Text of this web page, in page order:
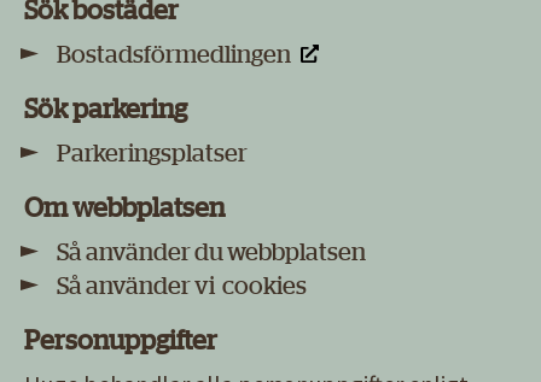
Sök bostäder
Bostadsförmedlingen
Sök parkering
Parkeringsplatser
Om webbplatsen
Så använder du webbplatsen
Så använder vi cookies
Personuppgifter